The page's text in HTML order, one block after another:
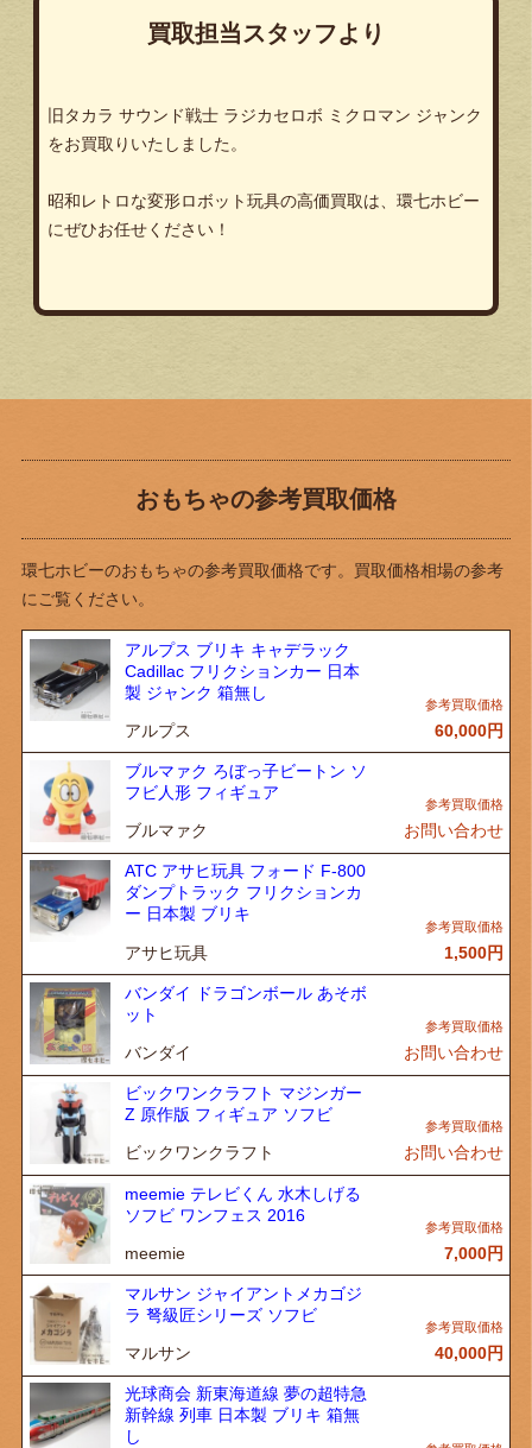
買取担当スタッフより
旧タカラ サウンド戦士 ラジカセロボ ミクロマン ジャンク
をお買取りいたしました。
昭和レトロな変形ロボット玩具の高価買取は、環七ホビー
にぜひお任せください！
おもちゃの参考買取価格
環七ホビーのおもちゃの参考買取価格です。買取価格相場の参考
にご覧ください。
アルプス ブリキ キャデラック
Cadillac フリクションカー 日本
製 ジャンク 箱無し
アルプス 60,000円
ブルマァク ろぼっ子ビートン ソ
フビ人形 フィギュア
ブルマァク お問い合わせ
ATC アサヒ玩具 フォード F-800
ダンプトラック フリクションカ
ー 日本製 ブリキ
アサヒ玩具 1,500円
バンダイ ドラゴンボール あそボ
ット
バンダイ お問い合わせ
ビックワンクラフト マジンガー
Z 原作版 フィギュア ソフビ
ビックワンクラフト お問い合わせ
meemie テレビくん 水木しげる
ソフビ ワンフェス 2016
meemie 7,000円
マルサン ジャイアントメカゴジ
ラ 弩級匠シリーズ ソフビ
マルサン 40,000円
光球商会 新東海道線 夢の超特急
新幹線 列車 日本製 ブリキ 箱無
し